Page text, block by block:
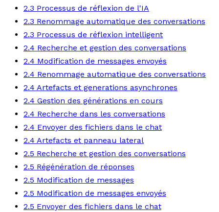
2.3 Processus de réflexion de l'IA
2.3 Renommage automatique des conversations
2.3 Processus de réflexion intelligent
2.4 Recherche et gestion des conversations
2.4 Modification de messages envoyés
2.4 Renommage automatique des conversations
2.4 Artefacts et generations asynchrones
2.4 Gestion des générations en cours
2.4 Recherche dans les conversations
2.4 Envoyer des fichiers dans le chat
2.4 Artefacts et panneau lateral
2.5 Recherche et gestion des conversations
2.5 Régénération de réponses
2.5 Modification de messages
2.5 Modification de messages envoyés
2.5 Envoyer des fichiers dans le chat